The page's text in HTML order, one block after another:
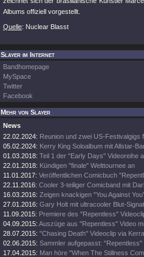
Albums offiziell vorgestellt.
Quelle: Nuclear Blasst
Slayer im Internet
Bandhomepage
MySpace
Twitter
Facebook
Mehr von Slayer
News
22.02.2024: Reunion und zwei US-Festivalgigs
05.02.2024: Kerry King Soloalbum mit Allstar-
01.03.2018: Teil 1 der "Early Days" Videoreihe
22.01.2018: Kündigen "finale" Welttournee an
11.01.2017: Veröffentlichen Comicbuch
22.11.2016: Cooler 3-teiliger Comicband mit
16.03.2016: Zeigen knackigen "You Against
27.01.2016: Gary Holt mit ultracooler Blut-
11.09.2015: Premiere des "Repentless"
04.09.2015: Auszüge aus "Repentless" Video
28.07.2015: "Chasing Death" Videoclip via
02.06.2015: Sammler aufgepasst: "Repentless"
17.04.2015: Man höre "When The Stillness